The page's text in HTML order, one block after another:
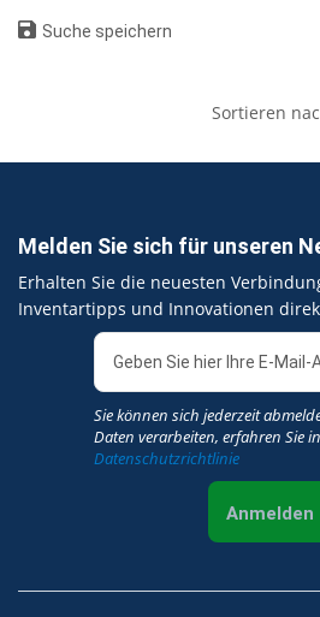
Suche speichern
Sortieren
Melden Sie sich für unseren
Erhalten Sie die neuesten
Inventartipps und Innovationen
Sie können sich jederzeit
Daten verarbeiten, erfahren Sie
Datenschutzrichtlinie
Anmelden